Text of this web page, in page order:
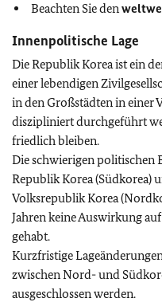
Beachten Sie den
Innenpolitische Lage
Die Republik Korea ist ein
einer lebendigen
in den Großstädten in einer
diszipliniert durchgeführt
friedlich bleiben.
Die schwierigen politischen
Republik Korea (Südkorea)
Volksrepublik Korea
Jahren keine Auswirkung
gehabt.
Kurzfristige
zwischen Nord- und
ausgeschlossen werden.